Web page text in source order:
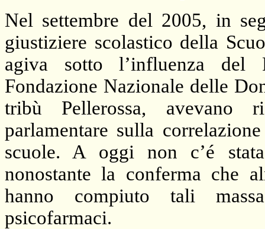
Nel settembre del 2005, in
giustiziere scolastico della
agiva sotto l’influenza del
Fondazione Nazionale delle
tribù Pellerossa, avevano
parlamentare sulla
scuole. A oggi non c’é
nonostante la conferma che
hanno compiuto tali
psicofarmaci.